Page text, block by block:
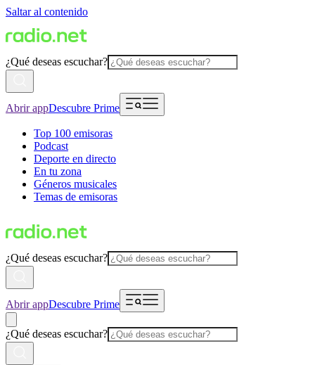
Saltar al contenido
¿Qué deseas escuchar?
Abrir appDescubre Prime
Top 100 emisoras
Podcast
Deporte en directo
En tu zona
Géneros musicales
Temas de emisoras
¿Qué deseas escuchar?
Abrir appDescubre Prime
¿Qué deseas escuchar?